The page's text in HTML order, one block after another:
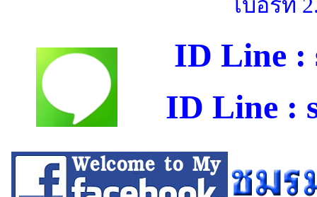
ID Line :
ID Line :